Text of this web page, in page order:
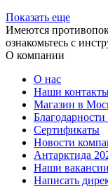
Показать еще
Имеются
ознакомьтесь с
О компании
О нас
Наши
Магазин в
Благодарности
Сертификаты
Новости
Антарктида
Наши вакансии
Написать